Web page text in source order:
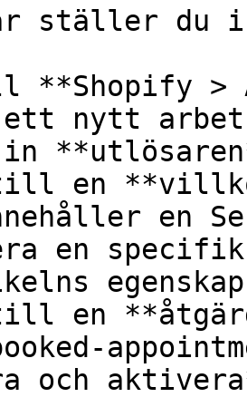
ställer du
>
ett nytt
en
en
en
en
och